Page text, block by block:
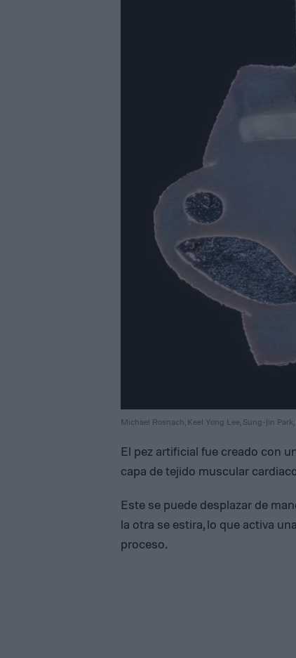
Michael Rosnach, Keel Yong Lee, Sung-Jin
El pez artificial fue creado con
capa de tejido muscular
Este se puede desplazar de
la otra se estira, lo que activa
proceso.